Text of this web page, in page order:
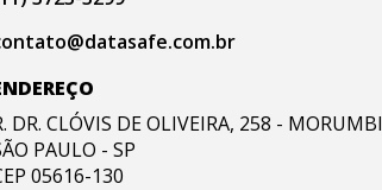
DR. CLÓVIS DE OLIVEIRA, 258 - MORUMBI
PAULO - SP
05616-130